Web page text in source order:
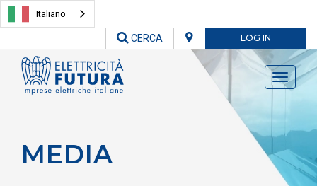
Italiano
LOG IN
CERCA
Toggle
MEDIA